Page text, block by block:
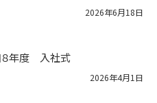
2026年6月18日
年度 入社式
2026年4月1日